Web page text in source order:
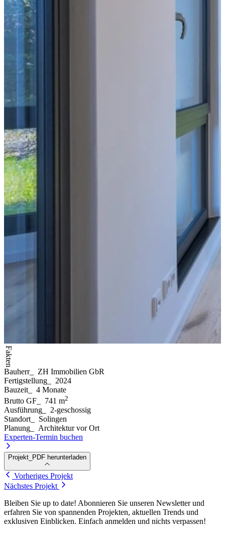
Fakten
Bauherr_
ZH Immobilien GbR
Fertigstellung
2024
Bauzeit
4 Monate
Brutto GF
741 m2
Ausführung
2-geschossig
Standort
Solingen
Planung
Architektur vor Ort
Experten-Termin buchen
Projekt_PDF herunterladen
Vorheriges Projekt
Nächstes Projekt
Bleiben Sie up to date! Abonnieren Sie unseren Newsletter und
erfahren Sie von spannenden Projekten, aktuellen Trends und
exklusiven Einblicken. Einfach anmelden und nichts verpassen!